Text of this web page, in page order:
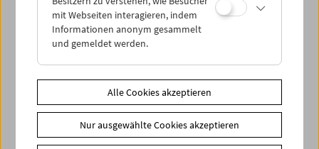
Danach würdigt das Filmmuseum Tsuburaya Eiji mit dem
originalenGodzilla, seinem berühmtesten Vermächtnis –
Zusätzliche Materialien
2019 - Nicolas Mahler
LinkNicolas Mahler
mit Webseiten interagieren, indem
Informationen anonym gesammelt
und gemeldet werden.
Alle Cookies akzeptieren
Nur ausgewählte Cookies akzeptieren